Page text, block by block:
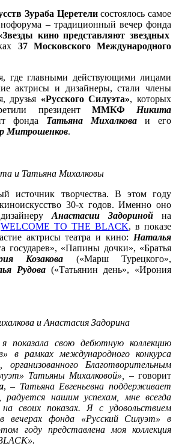
Зураба Церетелисостоялось самое
– традиционный вечер фонда
кино представляют звездных
37 Московского Международного
где главными действующими лицами
актрисы и дизайнеры, стали члены
друзья «Русского Силуэта», которых
президент ММКФ Никита
фонда Татьяна Михалкова и его
Митрошенков.
и Татьяна Михалковы
источник творчества. В этом году
30-х годов. Именно оно
Анастасии Задориной на
WELCOME TO THE BLACK, в показе
актрисы театра и кино: Наталья
государев», «Папины дочки», «Братья
Козакова («Марш Турецкого»,
Рудова («Татьянин день», «Ирония
и Анастасия Задорина
я показала свою дебютную коллекцию
в рамках международного конкурса
организованного Благотворительным
Татьяны Михалковой»,
– говорит
, – Татьяна Евгеньевна поддерживает
радуется нашим успехам, мне всегда
своих показах. Я с удовольствием
вечерах фонда «Русский Силуэт» в
году представлена моя коллекция